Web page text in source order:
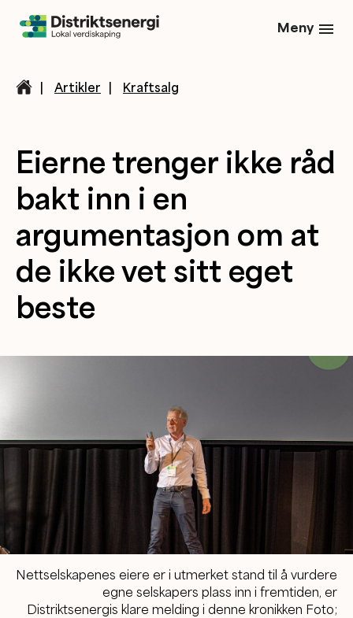
Meny
Artikler Kraftsalg
Eierne trenger ikke råd
bakt inn i en
argumentasjon om at
de ikke vet sitt eget
beste
Nettselskapenes eiere er i utmerket stand til å vurdere
egne selskapers plass inn i fremtiden, er
Distriktsenergis klare melding i denne kronikken Foto;